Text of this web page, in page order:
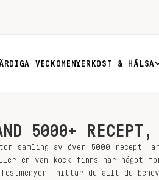
VECKOMENYER KOST & HÄLSA
5000+
samling av över 5000 recept,
en van kock finns här något
festmenyer, hittar du allt du